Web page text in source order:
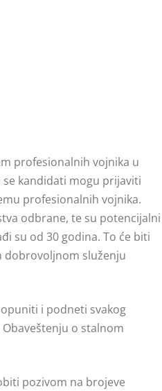
profesionalnih vojnika u
kandidati mogu prijaviti
profesionalnih vojnika.
odbrane, te su potencijalni
su od 30 godina. To će biti
služenju
i podneti svakog
o stalnom
pozivom na brojeve